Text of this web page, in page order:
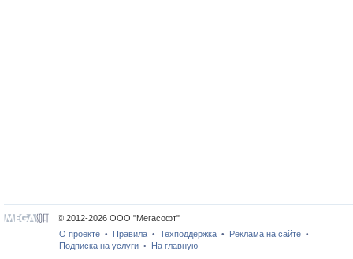
© 2012-2026 ООО "Мегасофт"
О проекте • Правила • Техподдержка • Реклама на сайте •
Подписка на услуги • На главную